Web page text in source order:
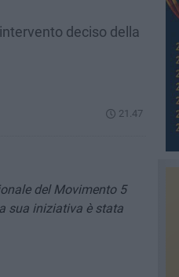
deciso della
21.47
del Movimento 5
sua iniziativa è stata